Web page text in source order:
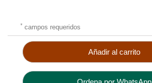
* campos requeridos
Añadir al carrito